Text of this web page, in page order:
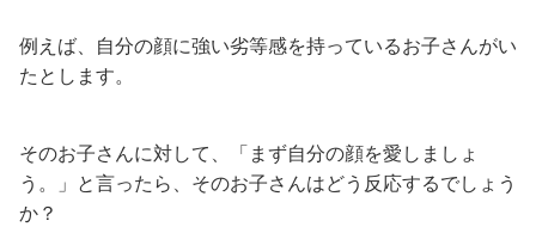
例えば、自分の顔に強い劣等感を持っているお子さんがい
たとします。
そのお子さんに対して、「まず自分の顔を愛しましょ
う。」と言ったら、そのお子さんはどう反応するでしょう
か？